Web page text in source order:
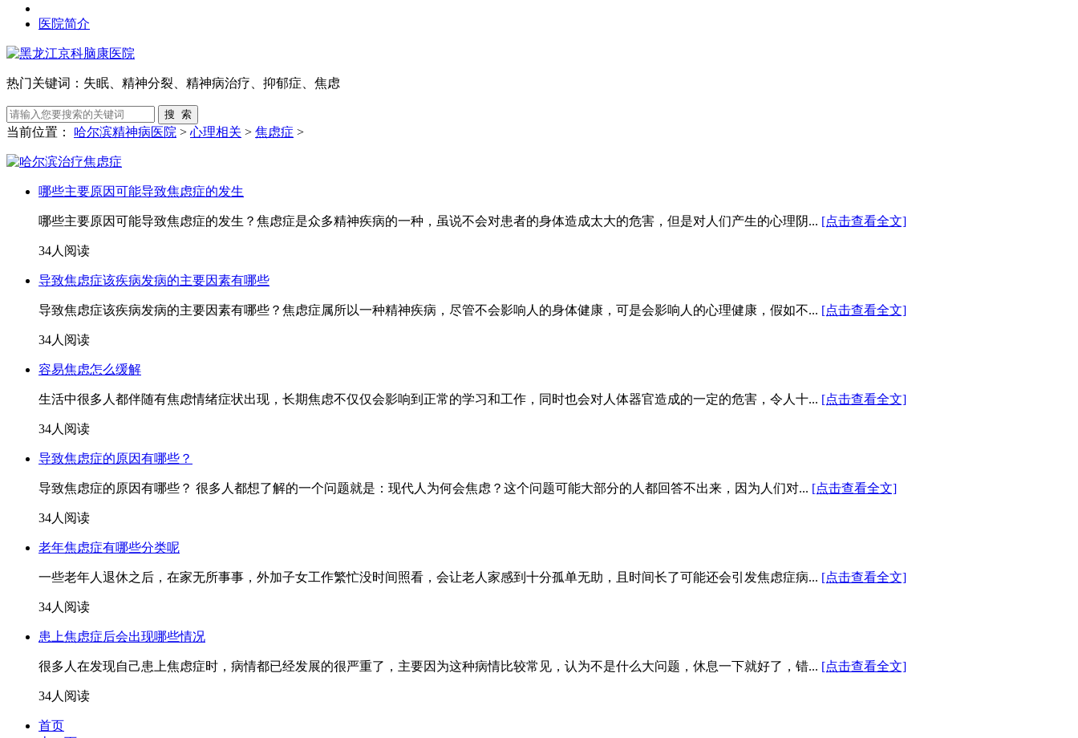
医院简介
热门关键词： 失眠、精神分裂、精神病治疗、抑郁症、焦虑
当前位置： 哈尔滨精神病医院 > 心理相关 > 焦虑症 >
哪些主要原因可能导致焦虑症的发生
哪些主要原因可能导致焦虑症的发生？焦虑症是众多精神疾病的一种，虽说不会对患者的身体造成太大的危害，但是对人们产生的心理阴... [点击查看全文]
34人阅读
导致焦虑症该疾病发病的主要因素有哪些
导致焦虑症该疾病发病的主要因素有哪些？焦虑症属所以一种精神疾病，尽管不会影响人的身体健康，可是会影响人的心理健康，假如不... [点击查看全文]
34人阅读
容易焦虑怎么缓解
生活中很多人都伴随有焦虑情绪症状出现，长期焦虑不仅仅会影响到正常的学习和工作，同时也会对人体器官造成的一定的危害，令人十... [点击查看全文]
34人阅读
导致焦虑症的原因有哪些？
导致焦虑症的原因有哪些？ 很多人都想了解的一个问题就是：现代人为何会焦虑？这个问题可能大部分的人都回答不出来，因为人们对... [点击查看全文]
34人阅读
老年焦虑症有哪些分类呢
一些老年人退休之后，在家无所事事，外加子女工作繁忙没时间照看，会让老人家感到十分孤单无助，且时间长了可能还会引发焦虑症病... [点击查看全文]
34人阅读
患上焦虑症后会出现哪些情况
很多人在发现自己患上焦虑症时，病情都已经发展的很严重了，主要因为这种病情比较常见，认为不是什么大问题，休息一下就好了，错... [点击查看全文]
34人阅读
首页